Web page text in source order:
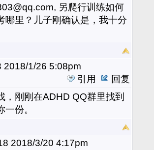
另爬行训练如何
哪里？儿子刚确认是，我十分
2018/1/26 5:08pm
引用
回复
，刚刚在ADHD QQ群里找到
一份。
2018/3/20 4:17pm